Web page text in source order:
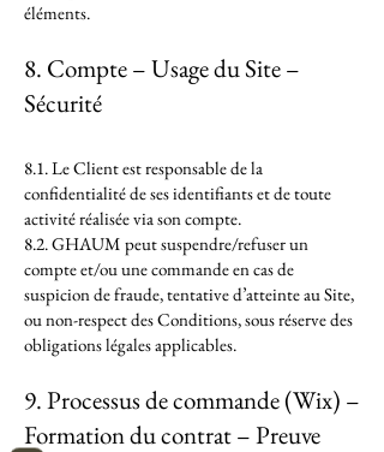
éléments.
8. Compte – Usage du Site –
Sécurité
8.1. Le Client est responsable de la
confidentialité de ses identifiants et de toute
activité réalisée via son compte.
8.2. GHAUM peut suspendre/refuser un
compte et/ou une commande en cas de
suspicion de fraude, tentative d’atteinte au Site,
ou non-respect des Conditions, sous réserve des
obligations légales applicables.
9. Processus de commande (Wix) –
Formation du contrat – Preuve